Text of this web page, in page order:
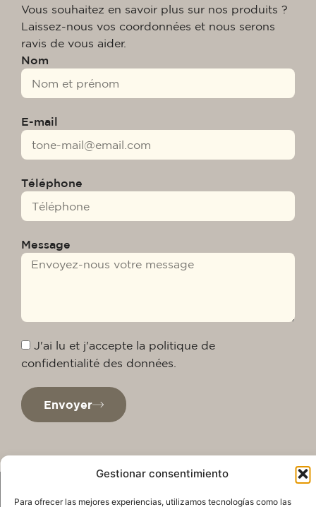
Gestionar consentimiento
Para ofrecer las mejores experiencias, utilizamos tecnologías como las
Vous souhaitez en savoir plus sur nos produits ?
Laissez-nous vos coordonnées et nous serons
ravis de vous aider.
Nom
E-mail
Téléphone
Message
J'ai lu et j'accepte la politique de
confidentialité des données.
Envoyer